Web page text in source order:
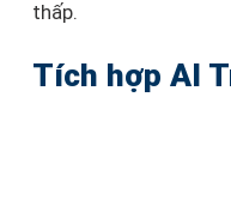
thấp.
Tích hợp AI